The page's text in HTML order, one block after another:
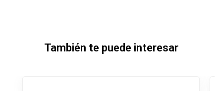
También te puede interesar